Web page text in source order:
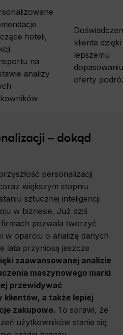
hoteli,
na
analizy
klienta dzięki
lepszemu
dopasowaniu
oferty
– dokąd
personalizacji
większym stopniu
sztucznej inteligencji
w biznesie. Już dziś
pozwala tworzyć
w oparciu o analizę danych
lata przyniosą jeszcze
zaawansowanej analizie
maszynowego marki
przewidywać
klientów, a także lepiej
zakupowe. To sprawi, że
użytkowników stanie się